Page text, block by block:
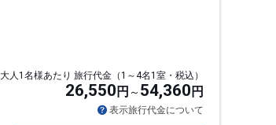
大人1名様あたり 旅行代金（1～4名1室・税込）
26,550 円 54,360 円
表示旅行代金について